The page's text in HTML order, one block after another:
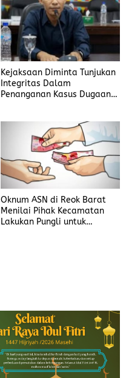
Kejaksaan Diminta Tunjukan
Integritas Dalam
Penanganan Kasus Dugaan
Oknum ASN di Reok Barat
Menilai Pihak Kecamatan
Lakukan Pungli untuk